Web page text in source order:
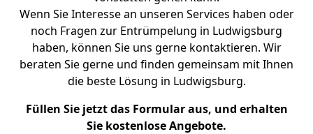
Wenn Sie Interesse an unseren Services haben oder
noch Fragen zur Entrümpelung in Ludwigsburg
haben, können Sie uns gerne kontaktieren. Wir
beraten Sie gerne und finden gemeinsam mit Ihnen
die beste Lösung in Ludwigsburg.
Füllen Sie jetzt das Formular aus, und erhalten
Sie kostenlose Angebote.